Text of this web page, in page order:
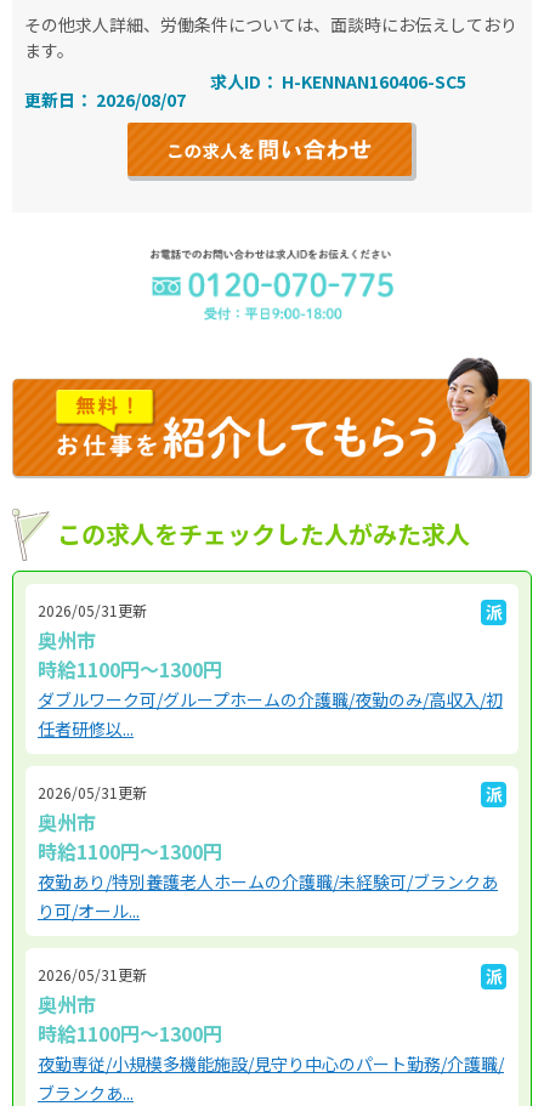
その他求人詳細、労働条件については、面談時にお伝えしており
ます。
更新日： 2026/08/07
求人ID： H-KENNAN160406-SC5
この求人をチェックした人がみた求人
2026/05/31更新 派
奥州市
時給1100円～1300円
ダブルワーク可/グループホームの介護職/夜勤のみ/高収入/初
任者研修以...
2026/05/31更新 派
奥州市
時給1100円～1300円
夜勤あり/特別養護老人ホームの介護職/未経験可/ブランクあ
り可/オール...
2026/05/31更新 派
奥州市
時給1100円～1300円
夜勤専従/小規模多機能施設/見守り中心のパート勤務/介護職/
ブランクあ...